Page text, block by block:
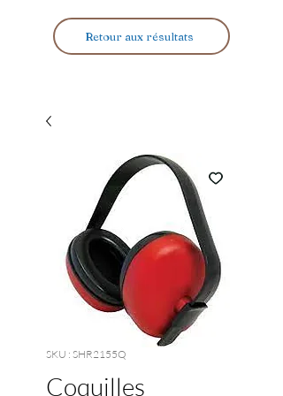
Retour aux résultats
SKU : SHR2155Q
Coquilles